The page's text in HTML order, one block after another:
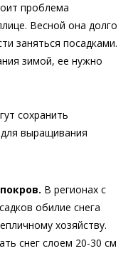
проблема
Весной она долго
заняться посадками.
зимой, ее нужно
сохранить
выращивания
В регионах с
обилие снега
хозяйству.
снег слоем 20-30 см